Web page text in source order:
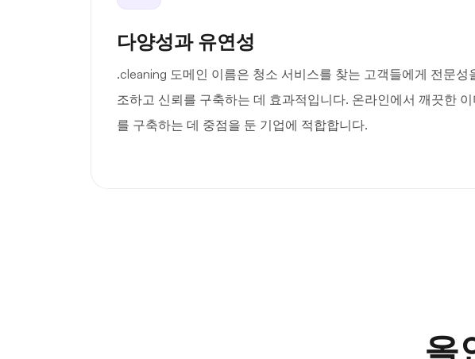
다양성과 유연성
.cleaning 도메인 이름은 청소 서비스를 찾는 고객들에게 전문성
조하고 신뢰를 구축하는 데 효과적입니다. 온라인에서 깨끗한 이
를 구축하는 데 중점을 둔 기업에 적합합니다.
올